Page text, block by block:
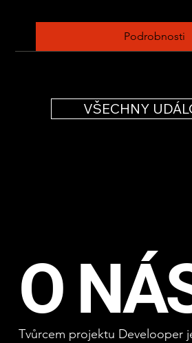
Podrobnosti
VŠECHNY
O
Tvůrcem projektu Develooper